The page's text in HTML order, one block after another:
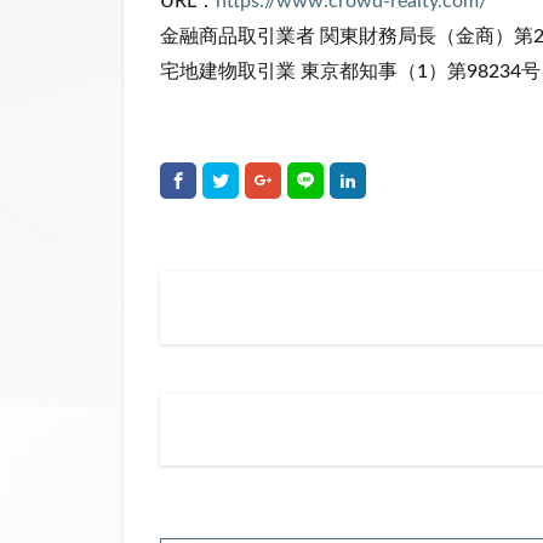
金融商品取引業者 関東財務局長（金商）第
宅地建物取引業 東京都知事（1）第98234号